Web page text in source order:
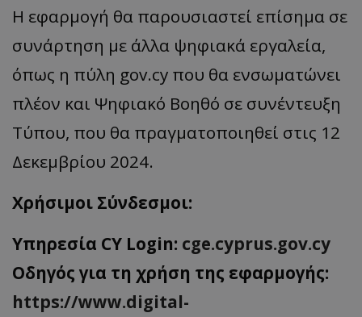
Η εφαρμογή θα παρουσιαστεί επίσημα σε
συνάρτηση με άλλα ψηφιακά εργαλεία,
όπως η πύλη gov.cy που θα ενσωματώνει
πλέον και Ψηφιακό Βοηθό σε συνέντευξη
Τύπου, που θα πραγματοποιηθεί στις 12
Δεκεμβρίου 2024.
Χρήσιμοι Σύνδεσμοι:
Υπηρεσία CY Login: cge.cyprus.gov.cy
Οδηγός για τη χρήση της εφαρμογής:
https://www.digital-